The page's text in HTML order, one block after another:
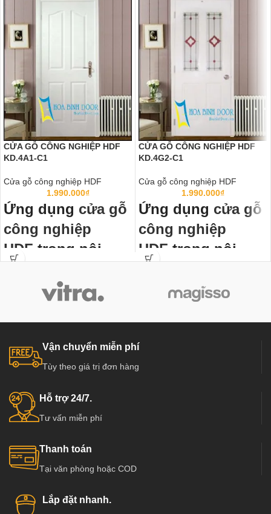
CỬA GỖ CÔNG NGHIỆP HDF
KD.4A1-C1
Cửa gỗ công nghiệp HDF
1.990.000₫
Ứng dụng cửa gỗ
công nghiệp
HDF trong nội
Cửa gỗ công nghiệp HDF
chuẩn mực cửa thông phòng, cửa
Biệt thự, nhà phố ở các nước tiên
tiến như Mỹ, Hàn Quốc, Nhật Bản…
Đặc biệt đã và đang dần phát triển
cung cấp hàng chất lượng và uy tín
hàng đầu tại Việt Nam như :
Kingdoor, Hoabinhdoor…
CỬA GỖ CÔNG NGHIỆP HDF
KD.4G2-C1
Cửa gỗ công nghiệp HDF
1.990.000₫
Ứng dụng cửa gỗ
công nghiệp
HDF trong nội
Cửa gỗ công nghiệp HDF
chuẩn mực cửa thông phòng, cửa
tiến như Mỹ, Hàn Quốc, Nhật Bản…
Vận chuyển miễn phí
Tùy theo giá trị đơn hàng
Hỗ trợ 24/7.
Tư vấn miễn phí
Thanh toán
Tại văn phòng hoặc COD
Lắp đặt nhanh.